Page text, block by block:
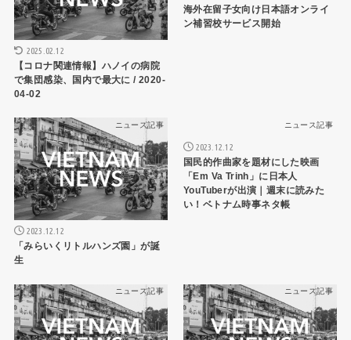
2025.02.12
【コロナ関連情報】ハノイの病院
で集団感染、国内で最大に / 2020-
04-02
海外在留子女向け日本語オンライ
ン補習校サービス開始
ニュース記事
2023.12.12
「みらいくリトルハンズ園」が誕
生
ニュース記事
2023.12.12
国民的作曲家を題材にした映画
「Em Va Trinh」に日本人
YouTuberが出演｜週末に読みた
い！ベトナム時事ネタ帳
ニュース記事 ニュース記事